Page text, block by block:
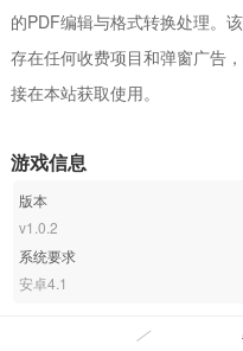
的PDF编辑与格式转换处理。
存在任何收费项目和弹窗广告
接在本站获取使用。
游戏信息
版本
v1.0.2
系统要求
安卓4.1